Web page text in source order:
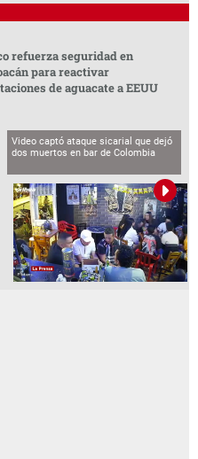
refuerza seguridad en
para reactivar
de aguacate a EEUU
Video captó ataque sicarial que dejó
dos muertos en bar de Colombia